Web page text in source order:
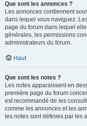
Que sont les annonces ?
Les annonces contiennent
dans lequel vous naviguez.
page du forum dans lequel
générales, les permissions
administrateurs du forum.
Haut
Que sont les notes ?
Les notes apparaissent en
première page du forum
est recommandé de les
comme les annonces et les
les notes sont définies par les